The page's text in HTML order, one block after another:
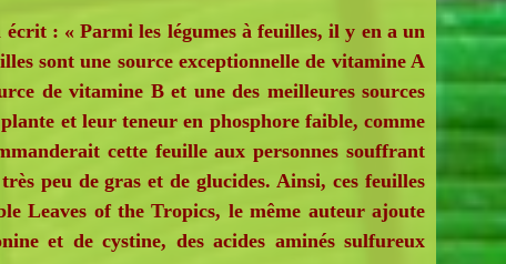
: « Parmi les légumes à feuilles, il y en a un
sont une source exceptionnelle de vitamine A
de vitamine B et une des meilleures sources
et leur teneur en phosphore faible, comme
cette feuille aux personnes souffrant
peu de gras et de glucides. Ainsi, ces feuilles
Leaves of the Tropics, le même auteur ajoute
et de cystine, des acides aminés sulfureux